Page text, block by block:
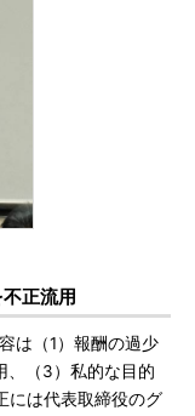
正流用
は（1）報酬の過少
、（3）私的な目的
は代表取締役のグ